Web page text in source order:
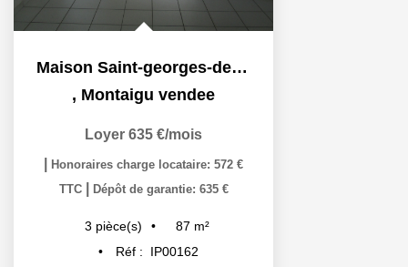
Maison Saint-georges-de-montaigu - 3 Pièce(s) - 80 M2
, Montaigu vendee
Loyer 635 €/mois
Honoraires charge locataire: 572 €
TTC
Dépôt de garantie: 635 €
3 pièce(s) 87 m²
Réf :
IP00162